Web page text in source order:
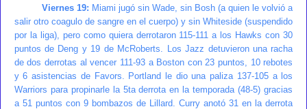
Viernes 19: Miami jugó sin Wade, sin Bosh (a quien le volvió a
salir otro coagulo de sangre en el cuerpo) y sin Whiteside (suspendido
por la liga), pero como quiera derrotaron 115-111 a los Hawks con 30
puntos de Deng y 19 de McRoberts. Los Jazz detuvieron una racha
de dos derrotas al vencer 111-93 a Boston con 23 puntos, 10 rebotes
y 6 asistencias de Favors. Portland le dio una paliza 137-105 a los
Warriors para propinarle la 5ta derrota en la temporada (48-5) gracias
a 51 puntos con 9 bombazos de Lillard. Curry anotó 31 en la derrota